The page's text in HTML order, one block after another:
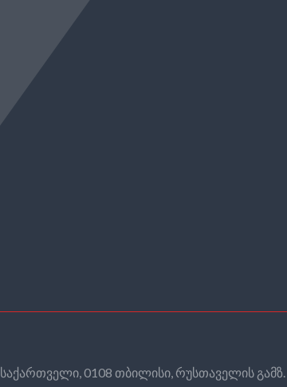
საქართველი, 0108 თბილისი, რუსთაველის გამზ.